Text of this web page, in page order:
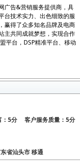
广告&营销服务提供商，具
台技术实力、出色细致的服
赢得了众多知名品牌及电商
主共同成就梦想，实现合作
平台，DSP精准平台、移动
5分 客户服务质量：5分
省汕头市 移通